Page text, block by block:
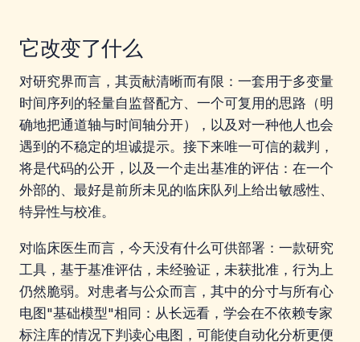
它改变了什么
对研究界而言，其贡献清晰而有限：一套用于多变量
时间序列的轻量自监督配方、一个可复用的思路（明
确地把通道轴与时间轴分开），以及对一种他人也会
遇到的不稳定的坦诚提示。接下来唯一可信的裁判，
将是代码的公开，以及一个走出基准的评估：在一个
外部的、最好是前所未见的临床队列上给出敏感性、
特异性与校准。
对临床医生而言，今天没有什么可供部署：一款研究
工具，基于基准评估，未经验证，未获批准，行为上
仍然脆弱。对患者与公众而言，其中的分寸与所有心
电图"基础模型"相同：从长远看，学会在不依赖专家
标注库的情况下判读心电图，可能使自动化分析更便